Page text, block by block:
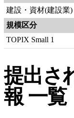
建設・資材(建設業)
規模区分
TOPIX Small 1
提出さ
報 一覧